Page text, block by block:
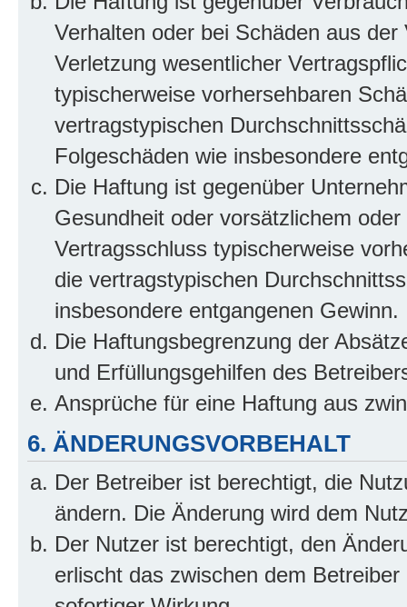
Verhalten oder bei Schäden aus
Verletzung wesentlicher
typischerweise vorhersehbaren
vertragstypischen
Folgeschäden wie insbesondere
Die Haftung ist gegenüber
Gesundheit oder vorsätzlichem
Vertragsschluss typischerweise
die vertragstypischen
insbesondere entgangenen Gewinn.
Die Haftungsbegrenzung der
und Erfüllungsgehilfen des
Ansprüche für eine Haftung aus
6. ÄNDERUNGSVORBEHALT
Der Betreiber ist berechtigt, die
ändern. Die Änderung wird dem
Der Nutzer ist berechtigt, den
erlischt das zwischen dem